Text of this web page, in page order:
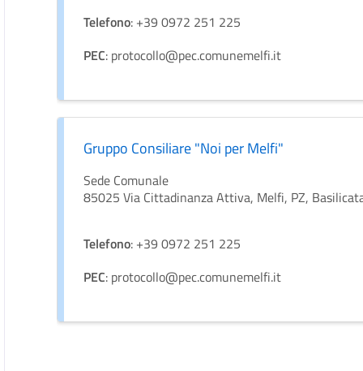
Telefono: +39 0972 251 225
PEC: protocollo@pec.comunemelfi.it
Gruppo Consiliare "Noi per Melfi"
Sede Comunale
85025 Via Cittadinanza Attiva, Melfi, PZ,
Telefono: +39 0972 251 225
PEC: protocollo@pec.comunemelfi.it